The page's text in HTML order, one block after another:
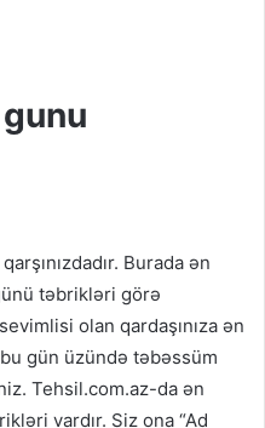
Burada ən
təbrikləri görə
olan qardaşınıza ən
gün üzündə təbəssüm
Tehsil.com.az-da ən
vardır. Siz ona “Ad